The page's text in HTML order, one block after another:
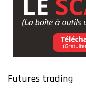
Futures trading